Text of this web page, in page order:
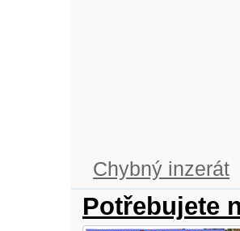
Chybný inzerát
Potřebujete